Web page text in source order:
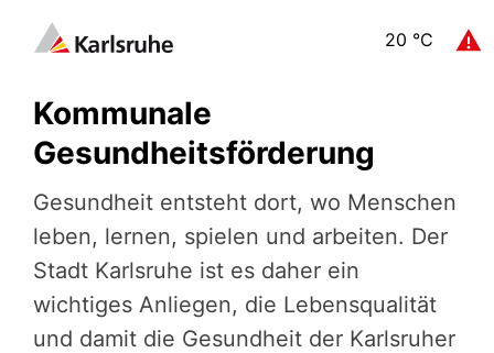
20 °C
Kommunale
Gesundheitsförderung
Gesundheit entsteht dort, wo Menschen
leben, lernen, spielen und arbeiten. Der
Stadt Karlsruhe ist es daher ein
wichtiges Anliegen, die Lebensqualität
und damit die Gesundheit der Karlsruher